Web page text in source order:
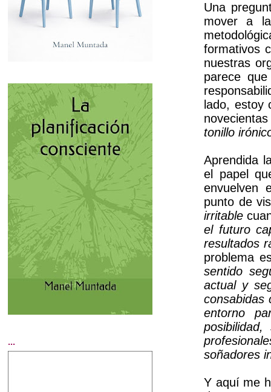
Una
mover a
formativos
nuestras
parece
lado, estoy
tonillo
Aprendida
el papel
envuelven
punto de
irritable
el futuro
resultados
problema
sentido
actual y
consabidas
entorno
soñadores
Y aquí me
...